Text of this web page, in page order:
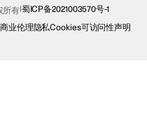
所有 蜀ICP备2021003570号-1
商业伦理隐私Cookies可访问性声明